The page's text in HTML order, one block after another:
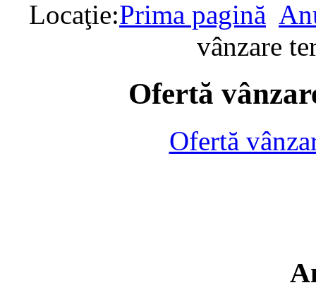
Locaţie:Prima pagină
vânzare
Ofertă
Ofertă